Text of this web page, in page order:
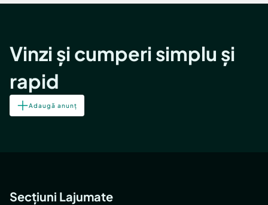
Vinzi și cumperi simplu și
rapid
Adaugă anunț
Secțiuni Lajumate